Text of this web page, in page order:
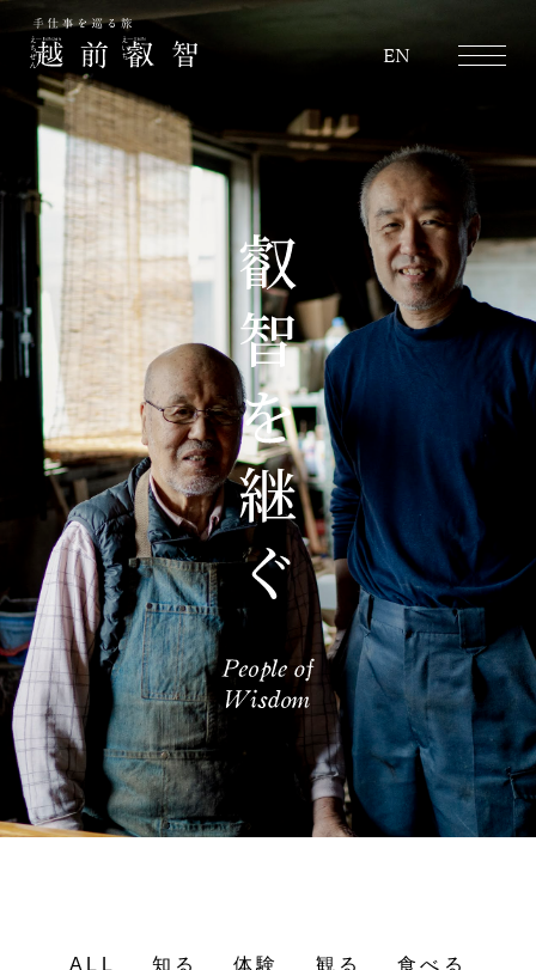
EN
ALL 知る 体験 観る 食べる